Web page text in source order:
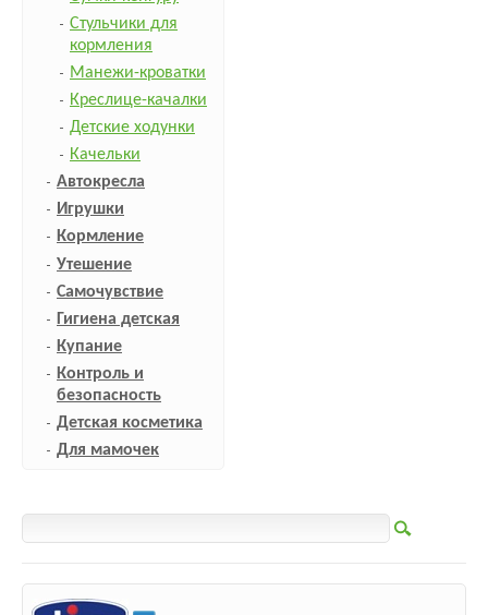
Стульчики для
кормления
Манежи-кроватки
Креслице-качалки
Детские ходунки
Качельки
Автокресла
Игрушки
Кормление
Утешение
Самочувствие
Гигиена детская
Купание
Контроль и
безопасность
Детская косметика
Для мамочек